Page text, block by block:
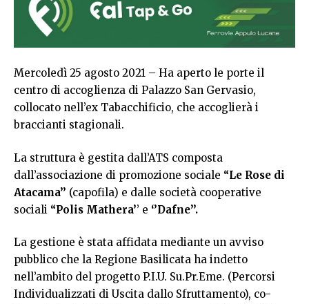
Mercoledì 25 agosto 2021 – Ha aperto le porte il
centro di accoglienza di Palazzo San Gervasio,
collocato nell’ex Tabacchificio, che accoglierà i
braccianti stagionali.
La struttura è gestita dall’ATS composta
dall’associazione di promozione sociale “Le Rose di
Atacama’’ (capofila) e dalle società cooperative
sociali “Polis Mathera’’ e ‘’Dafne’’.
La gestione è stata affidata mediante un avviso
pubblico che la Regione Basilicata ha indetto
nell’ambito del progetto P.I.U. Su.Pr.Eme. (Percorsi
Individualizzati di Uscita dallo Sfruttamento), co-